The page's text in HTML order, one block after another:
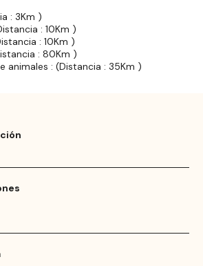
: 3Km )
: 10Km )
: 10Km )
: 80Km )
animales : (Distancia : 35Km )